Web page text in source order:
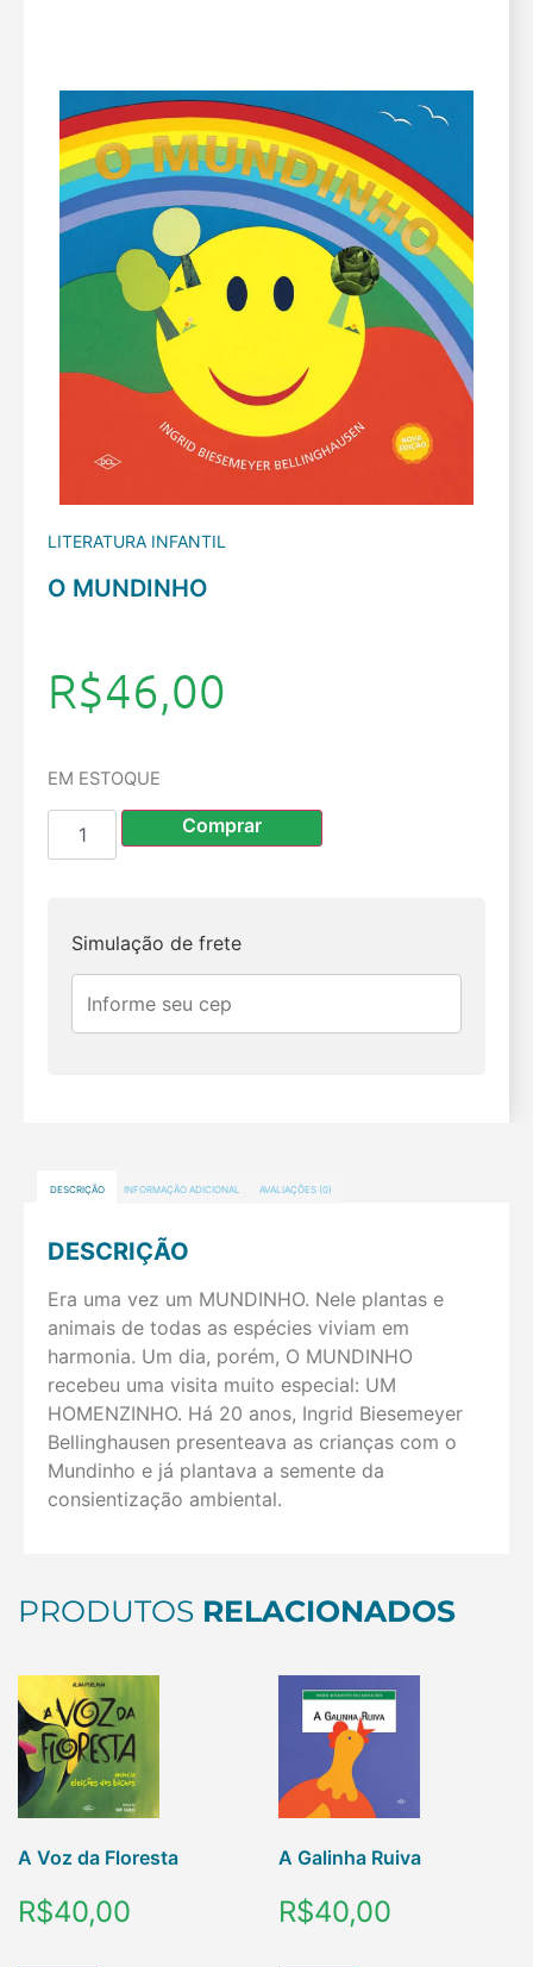
LITERATURA INFANTIL
O MUNDINHO
R$46,00
EM ESTOQUE
Comprar
Simulação de frete
DESCRIÇÃO INFORMAÇÃO ADICIONAL AVALIAÇÕES (0)
DESCRIÇÃO
Era uma vez um MUNDINHO. Nele plantas e
animais de todas as espécies viviam em
harmonia. Um dia, porém, O MUNDINHO
recebeu uma visita muito especial: UM
HOMENZINHO. Há 20 anos, Ingrid Biesemeyer
Bellinghausen presenteava as crianças com o
Mundinho e já plantava a semente da
consientização ambiental.
PRODUTOS RELACIONADOS
A Voz da Floresta
R$40,00
A Galinha Ruiva
R$40,00